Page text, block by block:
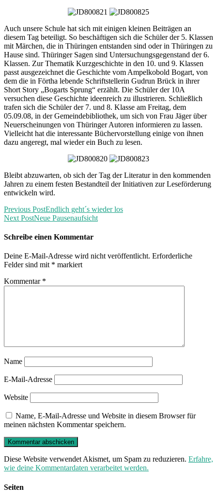
Auch unsere Schule hat sich mit einigen kleinen Beiträgen an
diesem Tag beteiligt. So beschäftigen sich die Schüler der 5. Klassen
mit Märchen, die in Thüringen entstanden sind oder in Thüringen zu
Hause sind. Thüringer Sagen sind Untersuchungsgegenstand der 6.
Klassen. Zur Thematik Kurzgeschichte in den 10. und 9. Klassen
passt ausgezeichnet die Geschichte vom Ampelkobold Bogart, von
dem die in Förtha lebende Schriftstellerin Gudrun Brück in ihrer
Short Story „Bogarts Sprung“ erzählt. Die Schüler der 10A
versuchen diese Geschichte ideenreich zu illustrieren. Schließlich
trafen sich die Schüler der 7. und 8. Klasse am Freitag, dem
05.09.08, in der Gemeindebibliothek, um sich von Frau Jäger über
Neuerscheinungen von Thüringer Autoren informieren zu lassen.
Vielleicht hat die interessante Büchervorstellung einige von ihnen
dazu angeregt, mal wieder ein Buch zu lesen.
Bleibt abzuwarten, ob sich der Tag der Literatur in den kommenden
Jahren zu einem festen Bestandteil der Initiativen zur Leseförderung
entwickeln wird.
Previous PostEndlich geht´s wieder los
Next PostNeue Pausenaufsicht
Schreibe einen Kommentar
Deine E-Mail-Adresse wird nicht veröffentlicht. Erforderliche
Felder sind mit * markiert
Kommentar *
Name
E-Mail-Adresse
Website
Name, E-Mail-Adresse und Website in diesem Browser für
meinen nächsten Kommentar speichern.
Diese Website verwendet Akismet, um Spam zu reduzieren. Erfahre,
wie deine Kommentardaten verarbeitet werden.
Seiten